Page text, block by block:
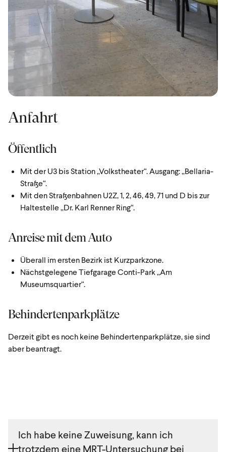
Anfahrt
Öffentlich
Mit der U3 bis Station „Volkstheater“. Ausgang: „Bellaria-
Straße“.
Mit den Straßenbahnen U2Z, 1, 2, 46, 49, 71 und D bis zur
Haltestelle „Dr. Karl Renner Ring“.
Anreise mit dem Auto
Überall im ersten Bezirk ist Kurzparkzone.
Nächstgelegene Tiefgarage Conti-Park „Am
Museumsquartier“.
Behindertenparkplätze
Derzeit gibt es noch keine Behindertenparkplätze, sie sind
aber beantragt.
Ich habe keine Zuweisung, kann ich
trotzdem eine MRT-Untersuchung bei